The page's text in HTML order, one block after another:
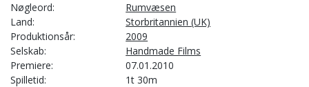
Nøgleord
Rumvæsen
Land
Storbritannien (UK)
Produktionsår
2009
Selskab
Handmade Films
Premiere
07.01.2010
Spilletid
1t 30m